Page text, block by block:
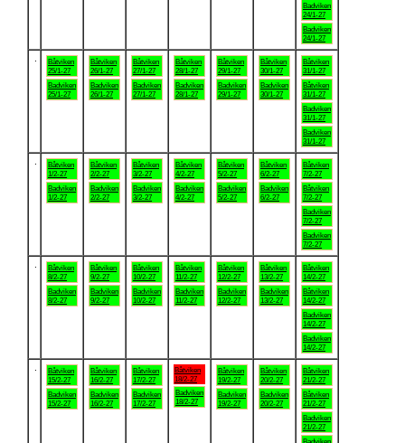
Badviken
24/1-27
Badviken
24/1-27
Båtviken
25/1-27
Badviken
25/1-27
Båtviken
26/1-27
Badviken
26/1-27
Båtviken
27/1-27
Badviken
27/1-27
Båtviken
28/1-27
Badviken
28/1-27
Båtviken
29/1-27
Badviken
29/1-27
Båtviken
30/1-27
Badviken
30/1-27
Båtviken
31/1-27
Båtviken
31/1-27
Badviken
31/1-27
Badviken
31/1-27
Båtviken
1/2-27
Badviken
1/2-27
Båtviken
2/2-27
Badviken
2/2-27
Båtviken
3/2-27
Badviken
3/2-27
Båtviken
4/2-27
Badviken
4/2-27
Båtviken
5/2-27
Badviken
5/2-27
Båtviken
6/2-27
Badviken
6/2-27
Båtviken
7/2-27
Båtviken
7/2-27
Badviken
7/2-27
Badviken
7/2-27
Båtviken
8/2-27
Badviken
8/2-27
Båtviken
9/2-27
Badviken
9/2-27
Båtviken
10/2-27
Badviken
10/2-27
Båtviken
11/2-27
Badviken
11/2-27
Båtviken
12/2-27
Badviken
12/2-27
Båtviken
13/2-27
Badviken
13/2-27
Båtviken
14/2-27
Båtviken
14/2-27
Badviken
14/2-27
Badviken
14/2-27
Båtviken
15/2-27
Badviken
15/2-27
Båtviken
16/2-27
Badviken
16/2-27
Båtviken
17/2-27
Badviken
17/2-27
Båtviken
18/2-27
Badviken
18/2-27
Båtviken
19/2-27
Badviken
19/2-27
Båtviken
20/2-27
Badviken
20/2-27
Båtviken
21/2-27
Båtviken
21/2-27
Badviken
21/2-27
Badviken